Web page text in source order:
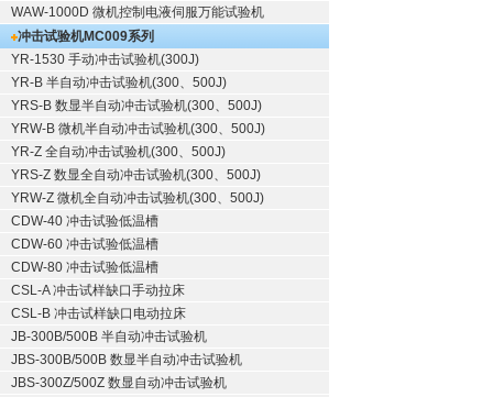
WAW-1000D 微机控制电液伺服万能试验机
冲击试验机MC009系列
YR-1530 手动冲击试验机(300J)
YR-B 半自动冲击试验机(300、500J)
YRS-B 数显半自动冲击试验机(300、500J)
YRW-B 微机半自动冲击试验机(300、500J)
YR-Z 全自动冲击试验机(300、500J)
YRS-Z 数显全自动冲击试验机(300、500J)
YRW-Z 微机全自动冲击试验机(300、500J)
CDW-40 冲击试验低温槽
CDW-60 冲击试验低温槽
CDW-80 冲击试验低温槽
CSL-A 冲击试样缺口手动拉床
CSL-B 冲击试样缺口电动拉床
JB-300B/500B 半自动冲击试验机
JBS-300B/500B 数显半自动冲击试验机
JBS-300Z/500Z 数显自动冲击试验机